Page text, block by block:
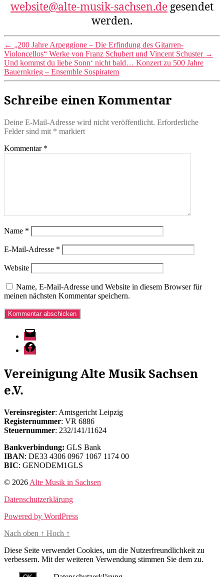
website@alte-musik-sachsen.de gesendet
werden.
← „200 Jahre Arpeggione – Die Erfindung des Gitarren-
Violoncellos“ Werke von Franz Schubert und Vincent Schuster →
Und kommst du liebe Sonn‘ nicht bald… Konzert zu 500 Jahre
Bauernkrieg – Ensemble Sospiratem
Schreibe einen Kommentar
Deine E-Mail-Adresse wird nicht veröffentlicht. Erforderliche
Felder sind mit * markiert
Kommentar *
Name *
E-Mail-Adresse *
Website
Name, E-Mail-Adresse und Website in diesem Browser für
meinen nächsten Kommentar speichern.
E-
Mail
Facebook
Vereinigung Alte Musik Sachsen
e.V.
Vereinsregister: Amtsgericht Leipzig
Registernummer: VR 6886
Steuernummer: 232/141/11624
Bankverbindung: GLS Bank
IBAN: DE33 4306 0967 1067 1174 00
BIC: GENODEM1GLS
© 2026 Alte Musik in Sachsen
Datenschutzerklärung
Powered by WordPress
Nach oben ↑ Hoch ↑
Diese Seite verwendet Cookies, um die Nutzerfreundlichkeit zu
verbessern. Mit der weiteren Verwendung stimmen Sie dem zu.